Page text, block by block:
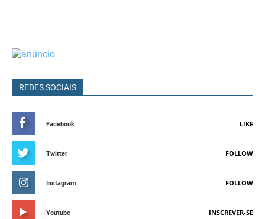
REDES SOCIAIS
Facebook LIKE
Twitter FOLLOW
Instagram FOLLOW
Youtube INSCREVER-SE